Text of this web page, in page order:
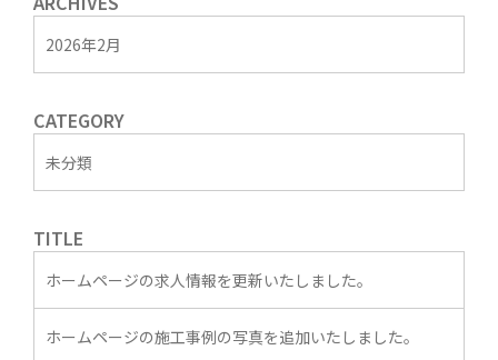
2026年2月
CATEGORY
未分類
TITLE
ホームページの求人情報を更新いたしました。
ホームページの施工事例の写真を追加いたしました。